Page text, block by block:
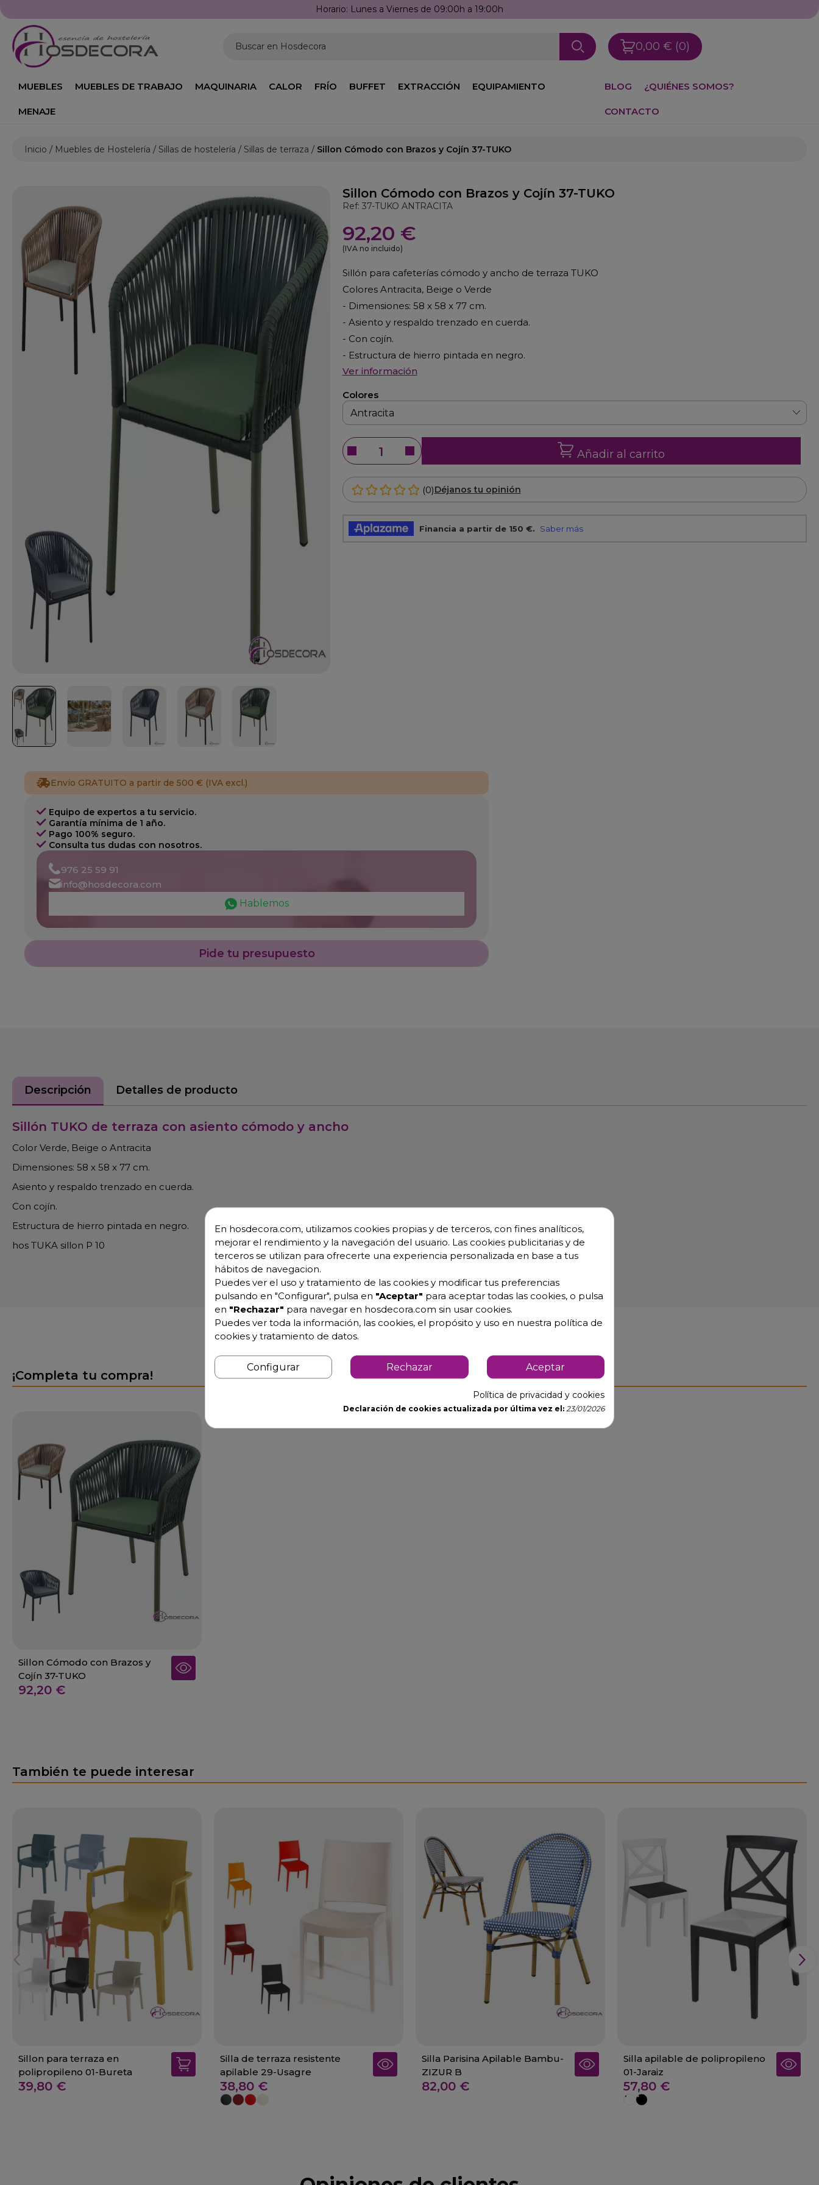
Horario: Lunes a Viernes de 09:00h a 19:00h
Buscar en Hosdecora 0,00 € (0)
MUEBLES MUEBLES DE TRABAJO MAQUINARIA CALOR FRÍO BUFFET EXTRACCIÓN EQUIPAMIENTO
MENAJE
BLOG ¿QUIÉNES SOMOS?
CONTACTO
Inicio Muebles de Hostelería Sillas de hostelería Sillas de terraza Sillon Cómodo con Brazos y Cojín 37-TUKO
Sillon Cómodo con Brazos y Cojín 37-TUKO
Ref: 37-TUKO ANTRACITA
92,20 €
(IVA no incluido)
Sillón para cafeterías cómodo y ancho de terraza TUKO
Colores Antracita, Beige o Verde
- Dimensiones: 58 x 58 x 77 cm.
- Asiento y respaldo trenzado en cuerda.
- Con cojín.
- Estructura de hierro pintada en negro.
Ver información
Colores
Añadir al carrito
(0)Déjanos tu opinión
Envío GRATUITO a partir de 500 € (IVA excl.)
Equipo de expertos a tu servicio.
Garantía mínima de 1 año.
Pago 100% seguro.
Consulta tus dudas con nosotros.
976 25 59 91
info@hosdecora.com
Hablemos
Pide tu presupuesto
Descripción Detalles de producto
Sillón TUKO de terraza con asiento cómodo y ancho
Color Verde, Beige o Antracita
Dimensiones: 58 x 58 x 77 cm.
Asiento y respaldo trenzado en cuerda.
Con cojín.
Estructura de hierro pintada en negro.
hos TUKA sillon P 10
¡Completa tu compra!
Sillon Cómodo con Brazos y
Cojín 37-TUKO
92,20 €
También te puede interesar
Sillon para terraza en
polipropileno 01-Bureta
39,80 €
Silla de terraza resistente
apilable 29-Usagre
38,80 €
Silla Parisina Apilable Bambu-
ZIZUR B
82,00 €
Silla apilable de polipropileno
01-Jaraiz
57,80 €
En hosdecora.com, utilizamos cookies propias y de terceros, con fines analíticos,
mejorar el rendimiento y la navegación del usuario. Las cookies publicitarias y de
terceros se utilizan para ofrecerte una experiencia personalizada en base a tus
hábitos de navegacion.
Puedes ver el uso y tratamiento de las cookies y modificar tus preferencias
pulsando en "Configurar", pulsa en "Aceptar" para aceptar todas las cookies, o pulsa
en "Rechazar" para navegar en hosdecora.com sin usar cookies.
Puedes ver toda la información, las cookies, el propósito y uso en nuestra política de
cookies y tratamiento de datos.
Configurar Rechazar Aceptar
Política de privacidad y cookies
Declaración de cookies actualizada por última vez el: 23/01/2026